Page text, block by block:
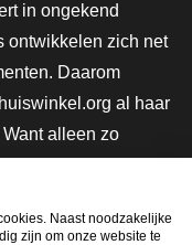
in ongekend
ontwikkelen zich net
Daarom
al haar
alleen zo
mee en maak
Naast noodzakelijke
zijn om onze website te